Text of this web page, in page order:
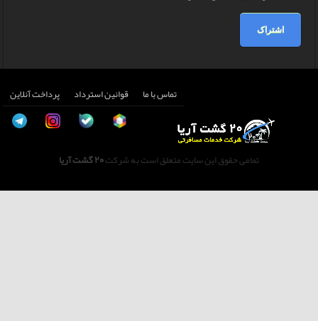
اشتراک
تماس با ما قوانین استرداد پرداخت آنلاین
تمامی حقوق این سایت متعلق است به شرکت20 گشت آریا